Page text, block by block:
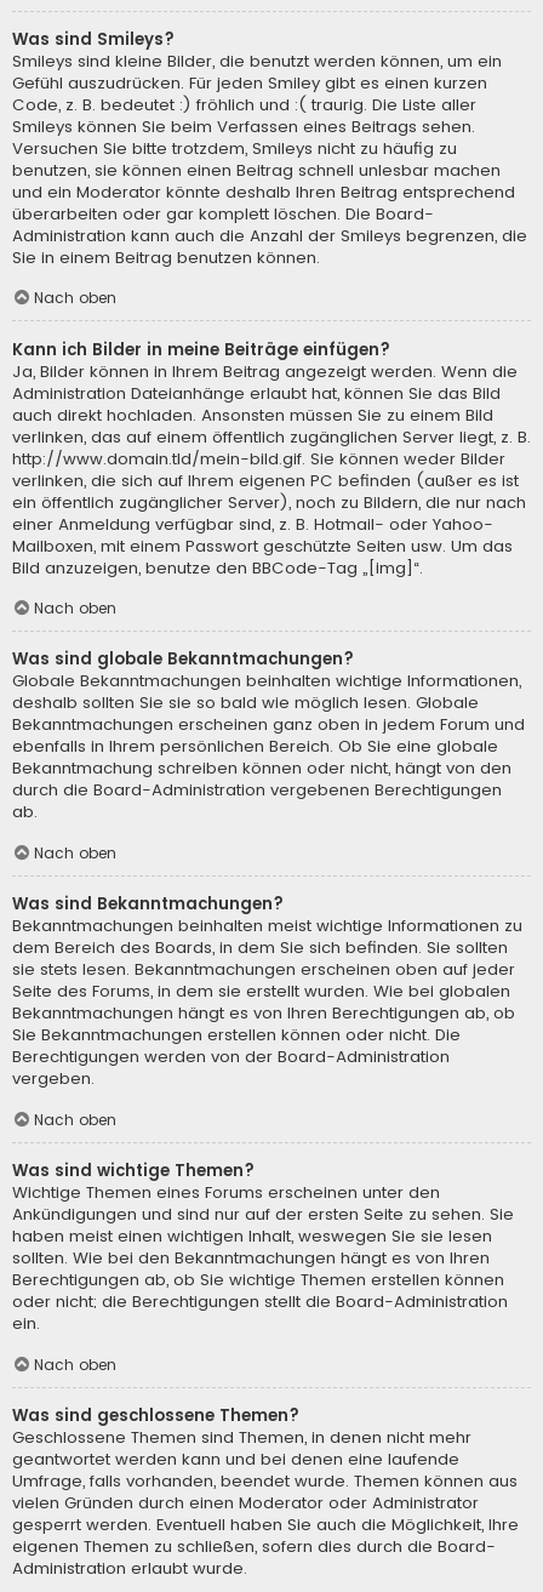
Was sind Smileys?
Smileys sind kleine Bilder, die benutzt werden können, um ein
Gefühl auszudrücken. Für jeden Smiley gibt es einen kurzen
Code, z. B. bedeutet :) fröhlich und :( traurig. Die Liste aller
Smileys können Sie beim Verfassen eines Beitrags sehen.
Versuchen Sie bitte trotzdem, Smileys nicht zu häufig zu
benutzen, sie können einen Beitrag schnell unlesbar machen
und ein Moderator könnte deshalb Ihren Beitrag entsprechend
überarbeiten oder gar komplett löschen. Die Board-
Administration kann auch die Anzahl der Smileys begrenzen, die
Sie in einem Beitrag benutzen können.
Nach oben
Kann ich Bilder in meine Beiträge einfügen?
Ja, Bilder können in Ihrem Beitrag angezeigt werden. Wenn die
Administration Dateianhänge erlaubt hat, können Sie das Bild
auch direkt hochladen. Ansonsten müssen Sie zu einem Bild
verlinken, das auf einem öffentlich zugänglichen Server liegt, z. B.
http://www.domain.tld/mein-bild.gif. Sie können weder Bilder
verlinken, die sich auf Ihrem eigenen PC befinden (außer es ist
ein öffentlich zugänglicher Server), noch zu Bildern, die nur nach
einer Anmeldung verfügbar sind, z. B. Hotmail- oder Yahoo-
Mailboxen, mit einem Passwort geschützte Seiten usw. Um das
Bild anzuzeigen, benutze den BBCode-Tag „[img]“.
Nach oben
Was sind globale Bekanntmachungen?
Globale Bekanntmachungen beinhalten wichtige Informationen,
deshalb sollten Sie sie so bald wie möglich lesen. Globale
Bekanntmachungen erscheinen ganz oben in jedem Forum und
ebenfalls in Ihrem persönlichen Bereich. Ob Sie eine globale
Bekanntmachung schreiben können oder nicht, hängt von den
durch die Board-Administration vergebenen Berechtigungen
ab.
Nach oben
Was sind Bekanntmachungen?
Bekanntmachungen beinhalten meist wichtige Informationen zu
dem Bereich des Boards, in dem Sie sich befinden. Sie sollten
sie stets lesen. Bekanntmachungen erscheinen oben auf jeder
Seite des Forums, in dem sie erstellt wurden. Wie bei globalen
Bekanntmachungen hängt es von Ihren Berechtigungen ab, ob
Sie Bekanntmachungen erstellen können oder nicht. Die
Berechtigungen werden von der Board-Administration
vergeben.
Nach oben
Was sind wichtige Themen?
Wichtige Themen eines Forums erscheinen unter den
Ankündigungen und sind nur auf der ersten Seite zu sehen. Sie
haben meist einen wichtigen Inhalt, weswegen Sie sie lesen
sollten. Wie bei den Bekanntmachungen hängt es von Ihren
Berechtigungen ab, ob Sie wichtige Themen erstellen können
oder nicht; die Berechtigungen stellt die Board-Administration
ein.
Nach oben
Was sind geschlossene Themen?
Geschlossene Themen sind Themen, in denen nicht mehr
geantwortet werden kann und bei denen eine laufende
Umfrage, falls vorhanden, beendet wurde. Themen können aus
vielen Gründen durch einen Moderator oder Administrator
gesperrt werden. Eventuell haben Sie auch die Möglichkeit, Ihre
eigenen Themen zu schließen, sofern dies durch die Board-
Administration erlaubt wurde.